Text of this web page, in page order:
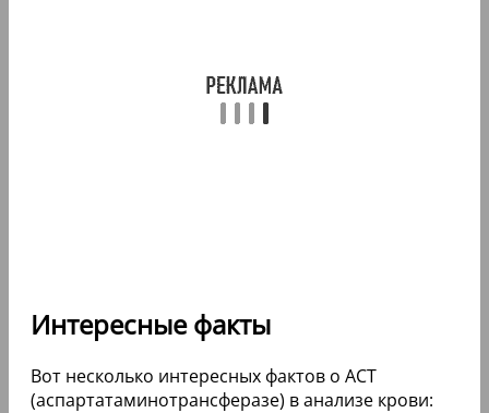
Интересные факты
Вот несколько интересных фактов о АСТ
(аспартатаминотрансферазе) в анализе крови: